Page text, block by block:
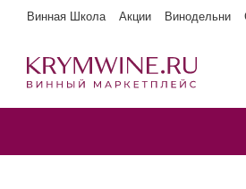
Винная Школа Акции Винодельни